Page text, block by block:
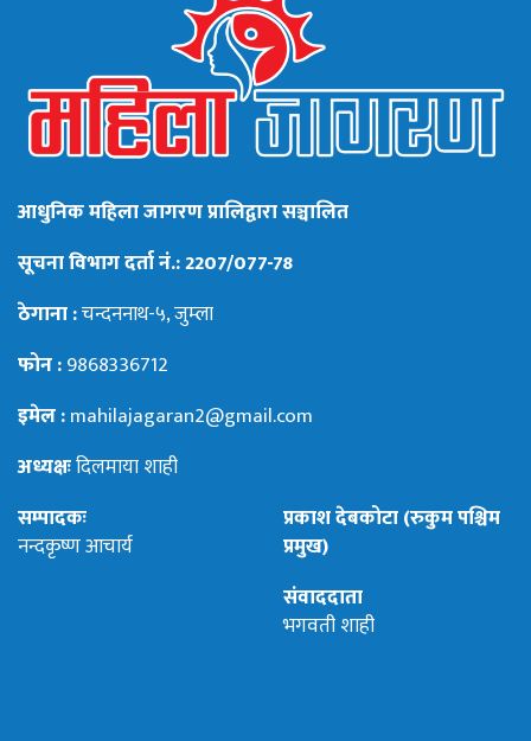
आधुनिक महिला जागरण प्रालिद्वारा सञ्चालित
सूचना विभाग दर्ता नं.: 2207/077-78
ठेगाना :चन्दननाथ-५, जुम्ला
फोन :9868336712
इमेल :mahilajagaran2@gmail.com
अध्यक्षःदिलमाया शाही
सम्पादकः
नन्दकृष्ण आचार्य
प्रकाश देबकोटा (रुकुम पश्चिम
प्रमुख)
संवाददाता
भगवती शाही